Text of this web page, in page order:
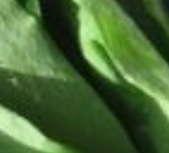
уксусную эссенцию и убрать
с огня.
Маринад остудить до температуры
60-70 градусов и залить им
черемшу. После остывания
черемша осядет, и надо долить
маринад. Закрыть капроновой
крышкой и хранить в прохладном
месте.
При такой заготовке резкого
запаха черемши почти не остается,